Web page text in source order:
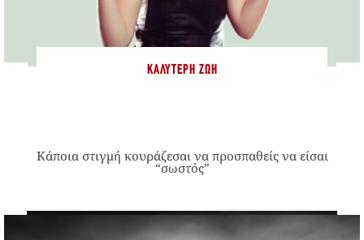
ΚΑΛΎΤΕΡΗ ΖΩΉ
Κάποια στιγμή κουράζεσαι να προσπαθείς να είσαι
“σωστός”